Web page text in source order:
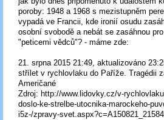
poroby: 1948 a 1968 s mezistupněm
vypadá ve Francii, kde ironií osudu
osobní svobodě a nebát se zasáhnou
"peticemi vědců"? - máme zde:
21. srpna 2015 21:49, aktualizováno
střílet v rychlovlaku do Paříže. Tragédii
Američané
Zdroj: http://www.lidovky.cz/v-
doslo-ke-strelbe-utocnika-marockeho-
i5z-/zpravy-